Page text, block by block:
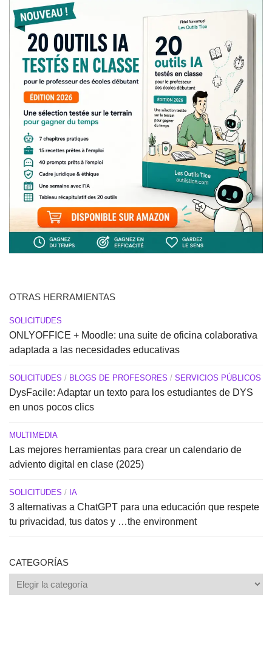
OTRAS HERRAMIENTAS
SOLICITUDES
ONLYOFFICE + Moodle: una suite de oficina colaborativa
adaptada a las necesidades educativas
SOLICITUDES / BLOGS DE PROFESORES / SERVICIOS PÚBLICOS
DysFacile: Adaptar un texto para los estudiantes de DYS
en unos pocos clics
MULTIMEDIA
Las mejores herramientas para crear un calendario de
adviento digital en clase (2025)
SOLICITUDES / IA
3 alternativas a ChatGPT para una educación que respete
tu privacidad, tus datos y …the environment
CATEGORÍAS
Categorías